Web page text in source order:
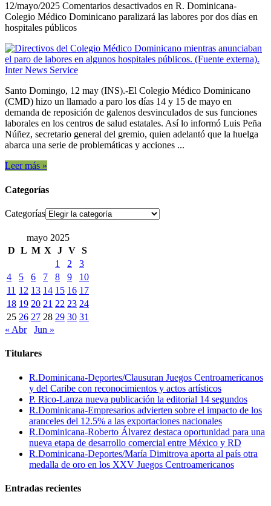
12/mayo/2025 Comentarios desactivados en R. Dominicana-
Colegio Médico Dominicano paralizará las labores por dos días en
hospitales públicos
Santo Domingo, 12 may (INS).-El Colegio Médico Dominicano
(CMD) hizo un llamado a paro los días 14 y 15 de mayo en
demanda de reposición de galenos desvinculados de sus funciones
laborales en los centros de salud estatales. Así lo informó Luis Peña
Núñez, secretario general del gremio, quien adelantó que la huelga
abarca una serie de problemáticas y acciones ...
Leer más »
Categorías
Categorías
mayo 2025
D L M X J V S
1
2
3
4
5 6 7 8 9
10
11 12 13 14 15 16 17
18 19 20 21 22 23 24
25 26 27 28 29 30 31
« Abr
Jun »
Titulares
R.Dominicana-Deportes/Clausuran Juegos Centroamericanos
y del Caribe con reconocimientos y actos artísticos
P. Rico-Lanza nueva publicación la editorial 14 segundos
R.Dominicana-Empresarios advierten sobre el impacto de los
aranceles del 12.5% a las exportaciones nacionales
R.Dominicana-Roberto Álvarez destaca oportunidad para una
nueva etapa de desarrollo comercial entre México y RD
R.Dominicana-Deportes/María Dimitrova aporta al país otra
medalla de oro en los XXV Juegos Centroamericanos
Entradas recientes